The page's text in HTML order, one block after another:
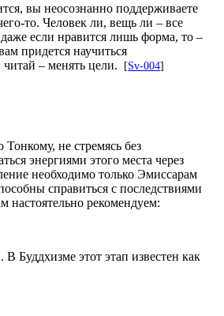
вы неосознанно поддерживаете
то. Человек ли, вещь ли – все
если нравится лишь форма, то –
придется научиться
– менять цели. [Sv-004]
не стремясь без
энергиями этого места через
необходимо только Эмиссарам
справиться с последствиями
настоятельно рекомендуем:
Буддхизме этот этап известен как